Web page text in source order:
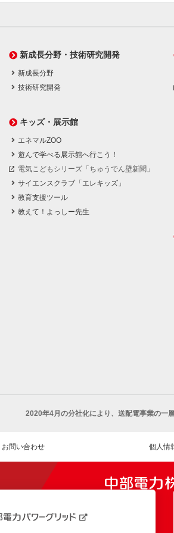
新成長分野・技術研究開発
新成長分野
技術研究開発
キッズ・展示館
エネマルZOO
遊んで学べる展示館へ行こう！
電気こどもシリーズ「ちゅうでん壁新聞」
サイエンスクラブ「エレキッズ」
教育支援ツール
教えて！よっしー先生
2020年4月の分社化により、 送配電事業の一
問い合わせ 個人情